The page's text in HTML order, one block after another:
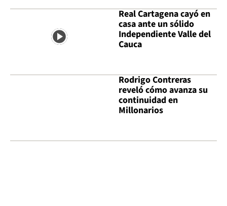
Real Cartagena cayó en
casa ante un sólido
Independiente Valle del
Cauca
Rodrigo Contreras
reveló cómo avanza su
continuidad en
Millonarios